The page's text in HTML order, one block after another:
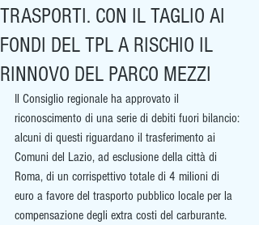
TRASPORTI. CON IL TAGLIO AI
FONDI DEL TPL A RISCHIO IL
RINNOVO DEL PARCO MEZZI
Il Consiglio regionale ha approvato il
riconoscimento di una serie di debiti fuori bilancio:
alcuni di questi riguardano il trasferimento ai
Comuni del Lazio, ad esclusione della città di
Roma, di un corrispettivo totale di 4 milioni di
euro a favore del trasporto pubblico locale per la
compensazione degli extra costi del carburante.